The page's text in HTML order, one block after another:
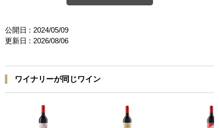
公開日 : 2024/05/09
更新日 : 2026/08/06
ワイナリーが同じワイン